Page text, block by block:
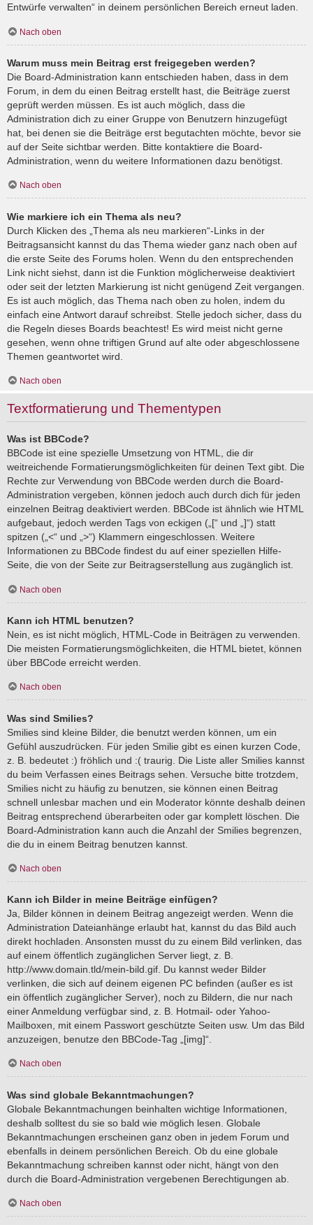
Entwürfe verwalten“ in deinem persönlichen Bereich erneut laden.
Nach oben
Warum muss mein Beitrag erst freigegeben werden?
Die Board-Administration kann entschieden haben, dass in dem
Forum, in dem du einen Beitrag erstellt hast, die Beiträge zuerst
geprüft werden müssen. Es ist auch möglich, dass die
Administration dich zu einer Gruppe von Benutzern hinzugefügt
hat, bei denen sie die Beiträge erst begutachten möchte, bevor sie
auf der Seite sichtbar werden. Bitte kontaktiere die Board-
Administration, wenn du weitere Informationen dazu benötigst.
Nach oben
Wie markiere ich ein Thema als neu?
Durch Klicken des „Thema als neu markieren“-Links in der
Beitragsansicht kannst du das Thema wieder ganz nach oben auf
die erste Seite des Forums holen. Wenn du den entsprechenden
Link nicht siehst, dann ist die Funktion möglicherweise deaktiviert
oder seit der letzten Markierung ist nicht genügend Zeit vergangen.
Es ist auch möglich, das Thema nach oben zu holen, indem du
einfach eine Antwort darauf schreibst. Stelle jedoch sicher, dass du
die Regeln dieses Boards beachtest! Es wird meist nicht gerne
gesehen, wenn ohne triftigen Grund auf alte oder abgeschlossene
Themen geantwortet wird.
Nach oben
Textformatierung und Thementypen
Was ist BBCode?
BBCode ist eine spezielle Umsetzung von HTML, die dir
weitreichende Formatierungsmöglichkeiten für deinen Text gibt. Die
Rechte zur Verwendung von BBCode werden durch die Board-
Administration vergeben, können jedoch auch durch dich für jeden
einzelnen Beitrag deaktiviert werden. BBCode ist ähnlich wie HTML
aufgebaut, jedoch werden Tags von eckigen („[“ und „]“) statt
spitzen („<“ und „>“) Klammern eingeschlossen. Weitere
Informationen zu BBCode findest du auf einer speziellen Hilfe-
Seite, die von der Seite zur Beitragserstellung aus zugänglich ist.
Nach oben
Kann ich HTML benutzen?
Nein, es ist nicht möglich, HTML-Code in Beiträgen zu verwenden.
Die meisten Formatierungsmöglichkeiten, die HTML bietet, können
über BBCode erreicht werden.
Nach oben
Was sind Smilies?
Smilies sind kleine Bilder, die benutzt werden können, um ein
Gefühl auszudrücken. Für jeden Smilie gibt es einen kurzen Code,
z. B. bedeutet :) fröhlich und :( traurig. Die Liste aller Smilies kannst
du beim Verfassen eines Beitrags sehen. Versuche bitte trotzdem,
Smilies nicht zu häufig zu benutzen, sie können einen Beitrag
schnell unlesbar machen und ein Moderator könnte deshalb deinen
Beitrag entsprechend überarbeiten oder gar komplett löschen. Die
Board-Administration kann auch die Anzahl der Smilies begrenzen,
die du in einem Beitrag benutzen kannst.
Nach oben
Kann ich Bilder in meine Beiträge einfügen?
Ja, Bilder können in deinem Beitrag angezeigt werden. Wenn die
Administration Dateianhänge erlaubt hat, kannst du das Bild auch
direkt hochladen. Ansonsten musst du zu einem Bild verlinken, das
auf einem öffentlich zugänglichen Server liegt, z. B.
http://www.domain.tld/mein-bild.gif. Du kannst weder Bilder
verlinken, die sich auf deinem eigenen PC befinden (außer es ist
ein öffentlich zugänglicher Server), noch zu Bildern, die nur nach
einer Anmeldung verfügbar sind, z. B. Hotmail- oder Yahoo-
Mailboxen, mit einem Passwort geschützte Seiten usw. Um das Bild
anzuzeigen, benutze den BBCode-Tag „[img]“.
Nach oben
Was sind globale Bekanntmachungen?
Globale Bekanntmachungen beinhalten wichtige Informationen,
deshalb solltest du sie so bald wie möglich lesen. Globale
Bekanntmachungen erscheinen ganz oben in jedem Forum und
ebenfalls in deinem persönlichen Bereich. Ob du eine globale
Bekanntmachung schreiben kannst oder nicht, hängt von den
durch die Board-Administration vergebenen Berechtigungen ab.
Nach oben